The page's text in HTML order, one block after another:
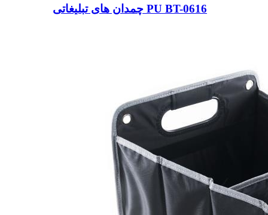
چمدان های تبلیغاتی PU BT-0616